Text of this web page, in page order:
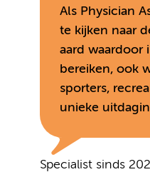
Als Physician
te kijken naar
aard waardoor
bereiken, ook
sporters,
unieke
Specialist sinds